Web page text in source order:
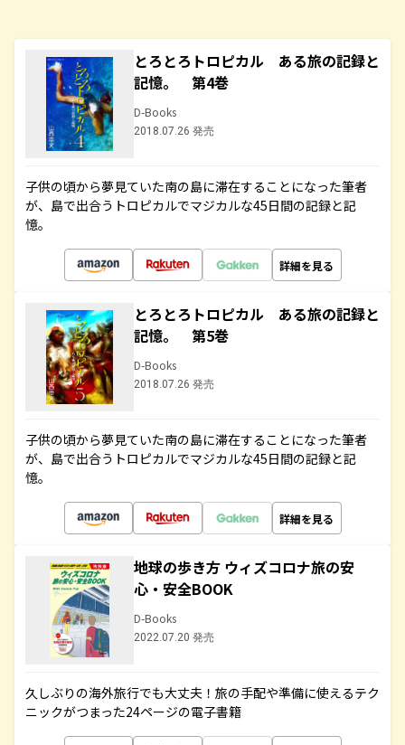
とろとろトロピカル ある旅の記録と
記憶。 第4巻
D-Books
2018.07.26 発売
子供の頃から夢見ていた南の島に滞在することになった筆者
が、島で出合うトロピカルでマジカルな45日間の記録と記
憶。
詳細を見る
とろとろトロピカル ある旅の記録と
記憶。 第5巻
D-Books
2018.07.26 発売
子供の頃から夢見ていた南の島に滞在することになった筆者
が、島で出合うトロピカルでマジカルな45日間の記録と記
憶。
詳細を見る
地球の歩き方 ウィズコロナ旅の安
心・安全BOOK
D-Books
2022.07.20 発売
久しぶりの海外旅行でも大丈夫！旅の手配や準備に使えるテク
ニックがつまった24ページの電子書籍